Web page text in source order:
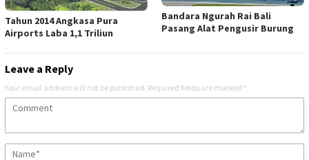
Tahun 2014 Angkasa Pura
Airports Laba 1,1 Triliun
Bandara Ngurah Rai Bali
Pasang Alat Pengusir Burung
Leave a Reply
Your email address will not be published. Required fields are marked *